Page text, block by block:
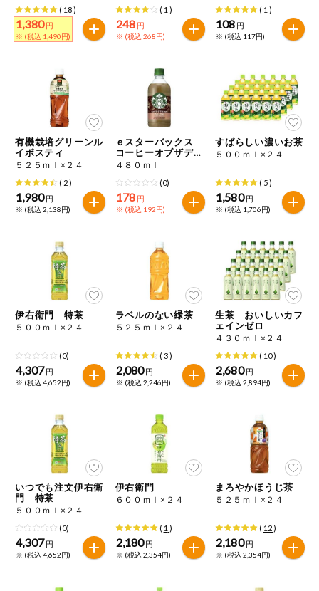
アプリのダウンロード
PC版サイトを表示
テキスト注文サイトを表示
お問い合わせ
コスメ＆ボデ
ィケア
衣料品
ペット
先着限定企画
スマート・ワ
ン注文
今週のお買い
コープ商品
今週の新登場
複数注文でお
ポイントがも
らえる！
お弁当用商品
( 18)
1,380 円
※ (税込 1,490円)
( 1 )
248 円
※ (税込 268円)
( 1 )
108 円
※ (税込 117円)
有機栽培グリーンル
イボスティ
５２５ｍｌ×２４
( 2)
1,980 円
※ (税込 2,138円)
ｅスターバックス
コーヒーオブザデ
イ カフェモカ
４８０ｍｌ
(0)
178 円
※ (税込 192円)
すばらしい濃いお茶
５００ｍｌ×２４
( 5)
1,580 円
※ (税込 1,706円)
伊右衛門 特茶
５００ｍｌ×２４
(0)
4,307 円
※ (税込 4,652円)
ラベルのない緑茶
５２５ｍｌ×２４
( 3)
2,080 円
※ (税込 2,246円)
生茶 おいしいカフ
ェインゼロ
４３０ｍｌ×２４
( 10)
2,680 円
※ (税込 2,894円)
いつでも注文伊右衛
門 特茶
５００ｍｌ×２４
(0)
4,307 円
※ (税込 4,652円)
伊右衛門
６００ｍｌ×２４
( 1 )
2,180 円
※ (税込 2,354円)
まろやかほうじ茶
５２５ｍｌ×２４
( 12)
2,180 円
※ (税込 2,354円)